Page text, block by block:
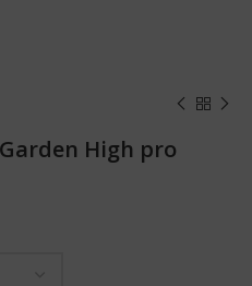
High pro